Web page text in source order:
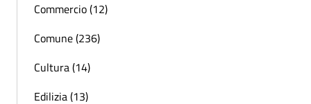
Commercio (12)
Comune (236)
Cultura (14)
Edilizia (13)